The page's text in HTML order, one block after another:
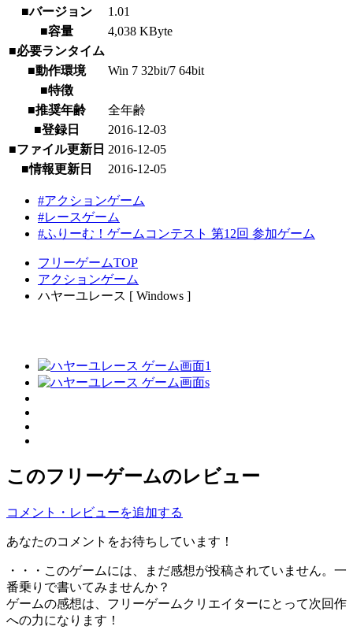
■バージョン
1.01
■容量
4,038 KByte
■必要ランタイム
■動作環境
Win 7 32bit/7 64bit
■特徴
■推奨年齢
全年齢
■登録日
2016-12-03
■ファイル更新日 2016-12-05
■情報更新日
2016-12-05
#アクションゲーム
#レースゲーム
#ふりーむ！ゲームコンテスト 第12回 参加ゲーム
フリーゲームTOP
アクションゲーム
ハヤーユレース [ Windows ]
このフリーゲームのレビュー
コメント・レビューを追加する
あなたのコメントをお待ちしています！
・・・このゲームには、まだ感想が投稿されていません。一
番乗りで書いてみませんか？
ゲームの感想は、フリーゲームクリエイターにとって次回作
への力になります！